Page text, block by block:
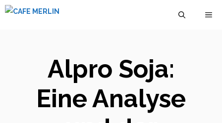
Zum
Alpro Soja:
Eine Analyse